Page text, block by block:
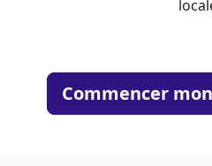
Commencer